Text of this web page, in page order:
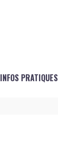
INFOS PRATIQUES